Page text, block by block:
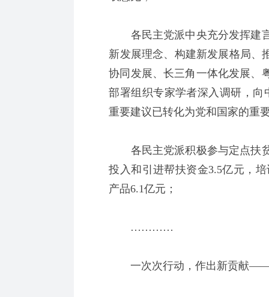
各民主党派中央充分发挥建言
新发展理念、构建新发展格局、
协同发展、长三角一体化发展、
部署组织专家学者深入调研，向
重要建议已转化为党和国家的重
各民主党派积极参与定点扶贫
投入和引进帮扶资金3.5亿元，
产品6.1亿元；
…………
一次次行动，作出新贡献